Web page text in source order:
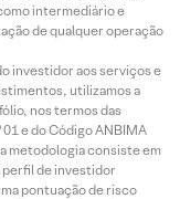
intermediário e
de qualquer operação
investidor aos serviços e
utilizamos a
nos termos das
e do Código ANBIMA
metodologia consiste em
perfil de investidor
pontuação de risco